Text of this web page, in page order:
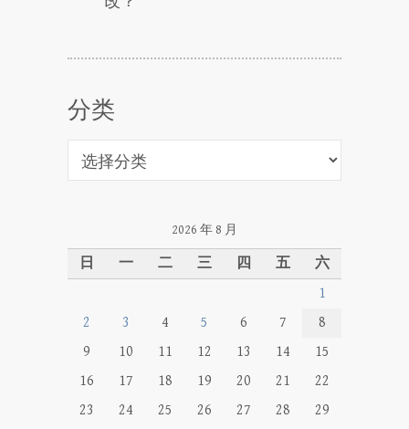
分类
2026 年 8 月
日 一 二 三 四 五
六
1
2
3 4 5 6 7
8
9
10 11 12 13 14
15
16
17 18 19 20 21
22
23
24 25 26 27 28
29